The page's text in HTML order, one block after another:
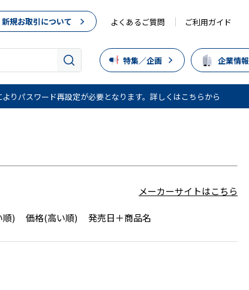
新規お取引について よくあるご質問 ご利用ガイド
特集／企画 企業情報
りパスワード再設定が必要となります。詳しくはこちらから
メーカーサイトはこちら
順) 価格(高い順) 発売日＋商品名